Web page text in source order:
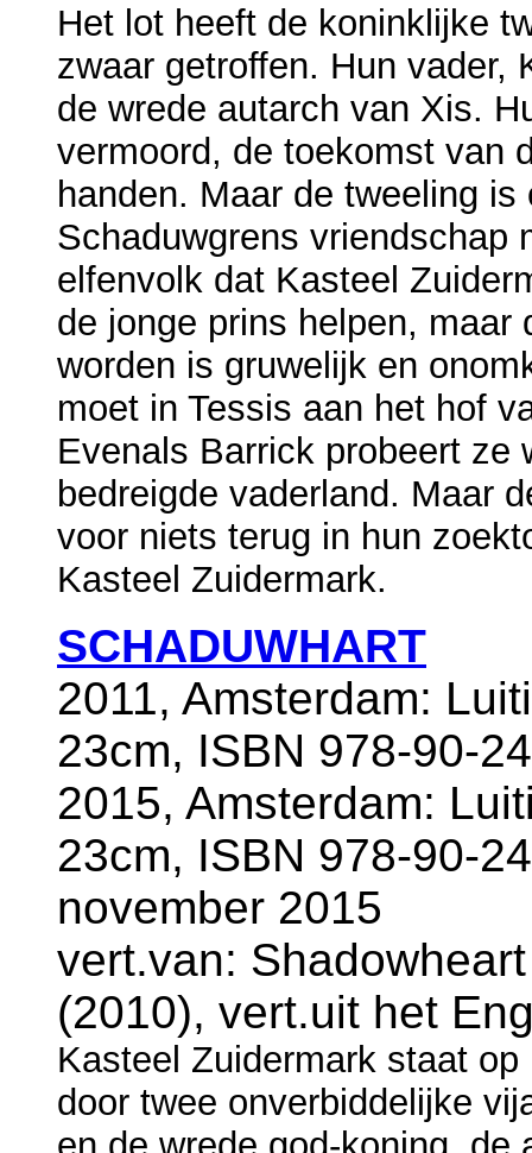
Het lot heeft de koninklijke
zwaar getroffen. Hun vader,
de wrede autarch van Xis.
vermoord, de toekomst van
handen. Maar de tweeling
Schaduwgrens vriendschap
elfenvolk dat Kasteel
de jonge prins helpen, maar
worden is gruwelijk en
moet in Tessis aan het hof
Evenals Barrick probeert ze
bedreigde vaderland. Maar
voor niets terug in hun
Kasteel Zuidermark.
SCHADUWHART
2011, Amsterdam:
23cm, ISBN 978-90-
2015, Amsterdam:
23cm, ISBN 978-90-
november 2015
vert.van:
(2010), vert.uit het
Kasteel Zuidermark staat
door twee onverbiddelijke